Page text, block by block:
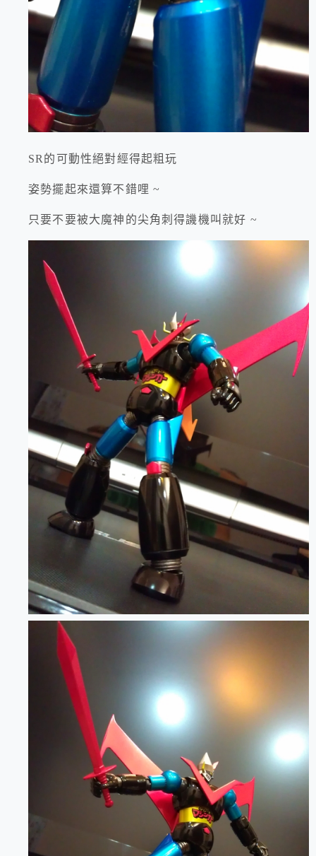
SR的可動性絕對經得起粗玩
姿勢擺起來還算不錯哩 ~
只要不要被大魔神的尖角刺得譏機叫就好 ~